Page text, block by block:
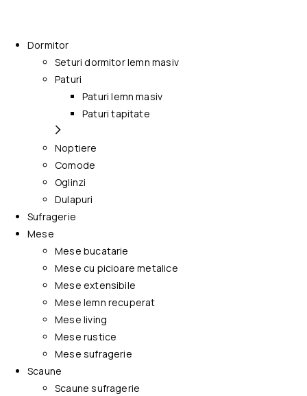
Dormitor
Seturi dormitor lemn masiv
Paturi
Paturi lemn masiv
Paturi tapitate
Noptiere
Comode
Oglinzi
Dulapuri
Sufragerie
Mese
Mese bucatarie
Mese cu picioare metalice
Mese extensibile
Mese lemn recuperat
Mese living
Mese rustice
Mese sufragerie
Scaune
Scaune sufragerie